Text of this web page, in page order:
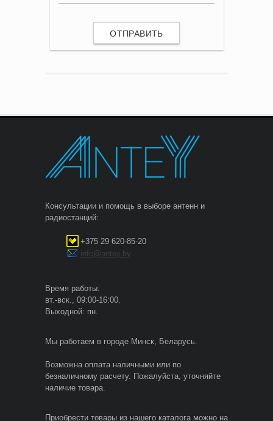
Консультации и помощь в выборе антенн и
радиостанций:
+375 29 620-85-20
info@antey.by
Время работы:
вт.-вск., 09:00-16:00.
Выходной: пн.
Мы работаем в городе Минск, Беларусь.
Возможна оплата наличными или по
безналичному расчету. Пожалуйста, уточняйте
наличие товара.
Приобрести товары из нашего каталога можно на